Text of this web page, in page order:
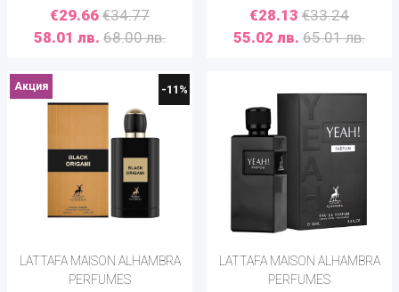
€29.66 €34.77
58.01 лв. 68.00 лв.
€28.13 €33.24
55.02 лв. 65.01 лв.
-11%
Акция
LATTAFA MAISON ALHAMBRA
PERFUMES
LATTAFA MAISON ALHAMBRA
PERFUMES